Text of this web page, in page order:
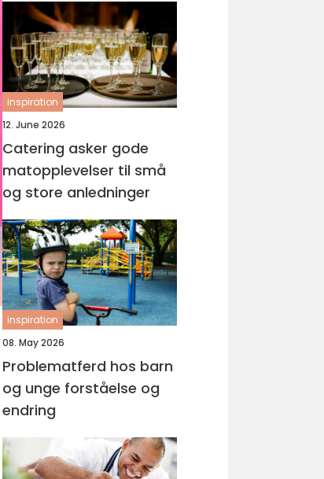
inspiration
12. June 2026
Catering asker gode
matopplevelser til små
og store anledninger
inspiration
08. May 2026
Problematferd hos barn
og unge forståelse og
endring